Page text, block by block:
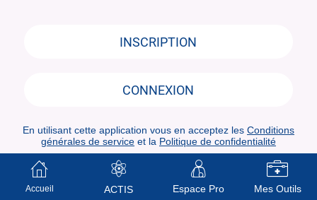
INSCRIPTION
CONNEXION
En utilisant cette application vous en acceptez les Conditions
générales de service et la Politique de confidentialité
Accueil ACTIS Espace Pro Mes Outils